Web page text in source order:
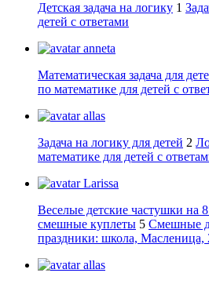
Детская задача на логику 1
детей с ответами
anneta
Математическая задача для
по математике для детей с
allas
Задача на логику для детей 2
математике для детей с
Larissa
Веселые детские частушки на
смешные куплеты 5 Смешные
праздники: школа, Масленица,
allas